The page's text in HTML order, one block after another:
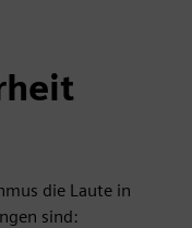
die Laute in
sind: